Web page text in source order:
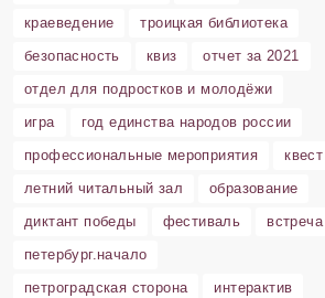
краеведение
троицкая библиотека
безопасность
квиз
отчет за 2021
отдел для подростков и молодёжи
игра
год единства народов россии
профессиональные мероприятия
квест
летний читальный зал
образование
диктант победы
фестиваль
встреча
петербург.начало
петроградская сторона
интерактив